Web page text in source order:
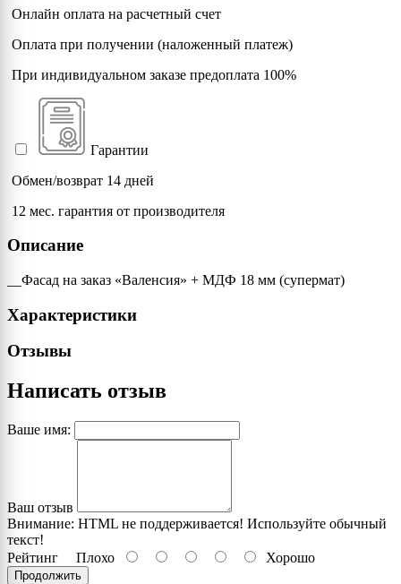
2005 (Luminous orange)
2008 (Bright red orange)
2009 (Traffic orange)
2011 (Deep orange)
3001 (Signal red)
3002 (Carmine red)
Онлайн оплата на расчетный счет
Оплата при получении (наложенный платеж)
При индивидуальном заказе предоплата 100%
Гарантии
Обмен/возврат 14 дней
12 мес. гарантия от производителя
Описание
__Фасад на заказ «Валенсия» + МДФ 18 мм (супермат)
Характеристики
Отзывы
Написать отзыв
Ваше имя:
Ваш отзыв
Внимание: HTML не поддерживается! Используйте обычный
текст!
Рейтинг Плохо Хорошо
Продолжить